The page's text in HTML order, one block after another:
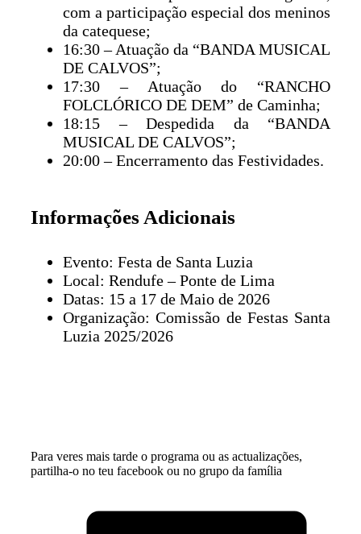
com a participação especial dos meninos
da catequese;
16:30 – Atuação da “BANDA MUSICAL
DE CALVOS”;
17:30 – Atuação do “RANCHO
FOLCLÓRICO DE DEM” de Caminha;
18:15 – Despedida da “BANDA
MUSICAL DE CALVOS”;
20:00 – Encerramento das Festividades.
Informações Adicionais
Evento: Festa de Santa Luzia
Local: Rendufe – Ponte de Lima
Datas: 15 a 17 de Maio de 2026
Organização: Comissão de Festas Santa
Luzia 2025/2026
Para veres mais tarde o programa ou as actualizações,
partilha-o no teu facebook ou no grupo da família